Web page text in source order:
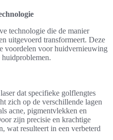
technologie die de manier
uitgevoerd transformeert. Deze
voordelen voor huidvernieuwing
dat specifieke golflengtes
zich op de verschillende lagen
acne, pigmentvlekken en
zijn precisie en krachtige
wat resulteert in een verbeterd